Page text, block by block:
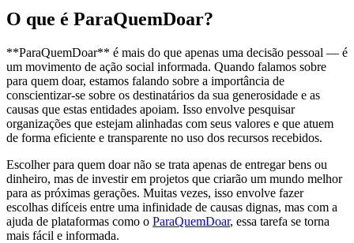
O que é ParaQuemDoar?
**ParaQuemDoar** é mais do que apenas uma decisão pessoal — é
um movimento de ação social informada. Quando falamos sobre
para quem doar, estamos falando sobre a importância de
conscientizar-se sobre os destinatários da sua generosidade e as
causas que estas entidades apoiam. Isso envolve pesquisar
organizações que estejam alinhadas com seus valores e que atuem
de forma eficiente e transparente no uso dos recursos recebidos.
Escolher para quem doar não se trata apenas de entregar bens ou
dinheiro, mas de investir em projetos que criarão um mundo melhor
para as próximas gerações. Muitas vezes, isso envolve fazer
escolhas difíceis entre uma infinidade de causas dignas, mas com a
ajuda de plataformas como o ParaQuemDoar, essa tarefa se torna
mais fácil e informada.